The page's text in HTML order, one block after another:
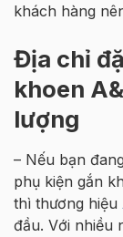
khách hàng
Địa chỉ
khoen
lượng
– Nếu bạn
phụ kiện gắn
thì thương hiệu
đầu. Với nhiều